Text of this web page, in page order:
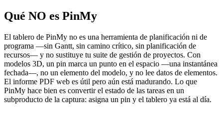
Qué NO es PinMy
El tablero de PinMy no es una herramienta de planificación ni de
programa —sin Gantt, sin camino crítico, sin planificación de
recursos— y no sustituye tu suite de gestión de proyectos. Con
modelos 3D, un pin marca un punto en el espacio —una instantánea
fechada—, no un elemento del modelo, y no lee datos de elementos.
El informe PDF web es útil pero aún está madurando. Lo que
PinMy hace bien es convertir el estado de las tareas en un
subproducto de la captura: asigna un pin y el tablero ya está al día.